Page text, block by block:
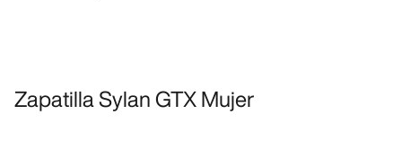
Zapatilla Sylan GTX Mujer